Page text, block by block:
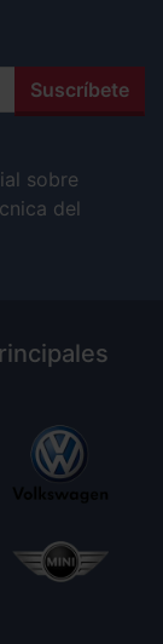
Suscríbete
sobre
del